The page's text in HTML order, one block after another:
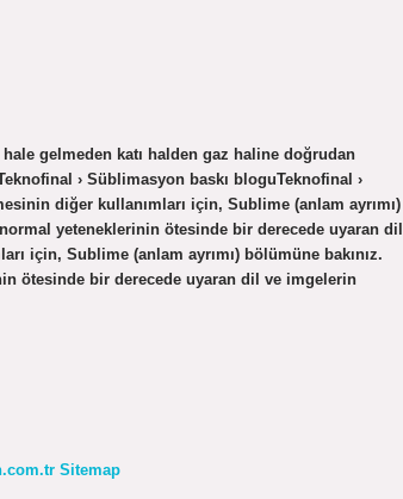
gelmeden katı halden gaz haline doğrudan
› Süblimasyon baskı bloguTeknofinal ›
diğer kullanımları için, Sublime (anlam ayrımı)
yeteneklerinin ötesinde bir derecede uyaran dil
için, Sublime (anlam ayrımı) bölümüne bakınız.
ötesinde bir derecede uyaran dil ve imgelerin
Sitemap